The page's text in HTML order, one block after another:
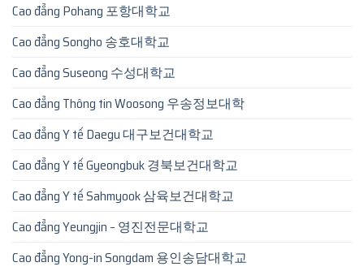
Cao đẳng Pohang 포항대학교
Cao đẳng Songho 송호대학교
Cao đẳng Suseong 수성대학교
Cao đẳng Thông tin Woosong 우송정보대학
Cao đẳng Y tế Daegu 대구보건대학교
Cao đẳng Y tế Gyeongbuk 경북보건대학교
Cao đẳng Y tế Sahmyook 삼육보건대학교
Cao đẳng Yeungjin – 영진전문대학교
Cao đẳng Yong-in Songdam 용인송담대학교